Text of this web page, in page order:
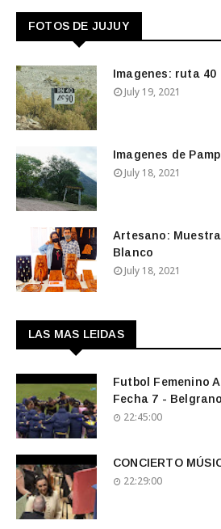
FOTOS DE JUJUY
Imagenes: ruta 40
July 19, 2021
Imagenes de
July 18, 2021
Artesano:
Blanco
July 18, 2021
LAS MAS LEIDAS
Futbol Femenino
Fecha 7 -
22:45:00
CONCIERTO
22:29:00